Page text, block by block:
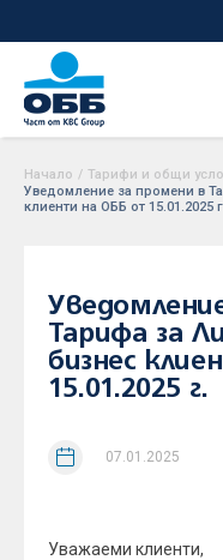
Начало / Тарифи и общи
Уведомление за промени в
клиенти на ОББ от 15.01.2025
Тарифа за
бизнес
15.01.2025 г.
07.01.2025
Уважаеми клиенти,